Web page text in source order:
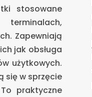
stosowane
Zapewniają
jak obsługa
użytkowych.
się w sprzęcie
praktyczne